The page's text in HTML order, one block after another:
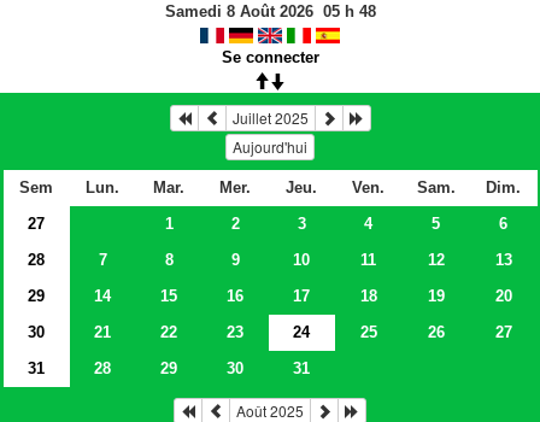
Samedi 8 Août 2026 05h 48
Se connecter
Juillet 2025
Aujourd'hui
Sem Lun. Mar. Mer. Jeu. Ven. Sam.
Dim.
27
1 2 3 4 5
6
28
7 8 9 10 11 12
13
29
14 15 16 17 18 19
20
30
21 22 23 24 25 26
27
31
28 29 30 31
Août 2025